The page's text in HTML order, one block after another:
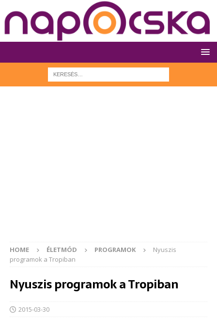
HOME ÉLETMÓD PROGRAMOK
Nyuszis
programok a Tropiban
Nyuszis programok a Tropiban
2015-03-30